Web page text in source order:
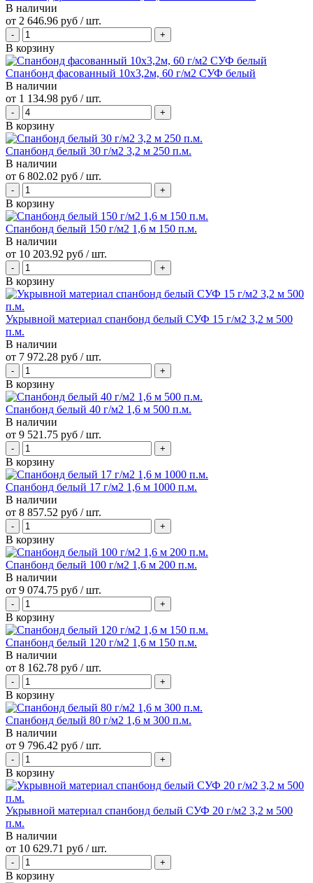
В наличии
от 2 646.96 руб / шт.
В корзину
Спанбонд фасованный 10х3,2м, 60 г/м2 СУФ белый
В наличии
от 1 134.98 руб / шт.
В корзину
Спанбонд белый 30 г/м2 3,2 м 250 п.м.
В наличии
от 6 802.02 руб / шт.
В корзину
Спанбонд белый 150 г/м2 1,6 м 150 п.м.
В наличии
от 10 203.92 руб / шт.
В корзину
Укрывной материал спанбонд белый СУФ 15 г/м2 3,2 м 500
п.м.
В наличии
от 7 972.28 руб / шт.
В корзину
Спанбонд белый 40 г/м2 1,6 м 500 п.м.
В наличии
от 9 521.75 руб / шт.
В корзину
Спанбонд белый 17 г/м2 1,6 м 1000 п.м.
В наличии
от 8 857.52 руб / шт.
В корзину
Спанбонд белый 100 г/м2 1,6 м 200 п.м.
В наличии
от 9 074.75 руб / шт.
В корзину
Спанбонд белый 120 г/м2 1,6 м 150 п.м.
В наличии
от 8 162.78 руб / шт.
В корзину
Спанбонд белый 80 г/м2 1,6 м 300 п.м.
В наличии
от 9 796.42 руб / шт.
В корзину
Укрывной материал спанбонд белый СУФ 20 г/м2 3,2 м 500
п.м.
В наличии
от 10 629.71 руб / шт.
В корзину